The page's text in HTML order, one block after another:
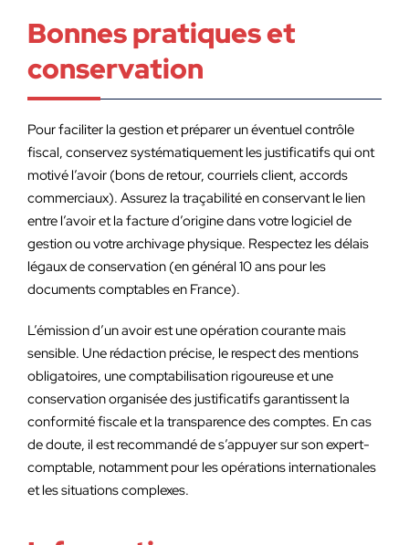
Bonnes pratiques et
conservation
Pour faciliter la gestion et préparer un éventuel contrôle
fiscal, conservez systématiquement les justificatifs qui ont
motivé l’avoir (bons de retour, courriels client, accords
commerciaux). Assurez la traçabilité en conservant le lien
entre l’avoir et la facture d’origine dans votre logiciel de
gestion ou votre archivage physique. Respectez les délais
légaux de conservation (en général 10 ans pour les
documents comptables en France).
L’émission d’un avoir est une opération courante mais
sensible. Une rédaction précise, le respect des mentions
obligatoires, une comptabilisation rigoureuse et une
conservation organisée des justificatifs garantissent la
conformité fiscale et la transparence des comptes. En cas
de doute, il est recommandé de s’appuyer sur son expert-
comptable, notamment pour les opérations internationales
et les situations complexes.